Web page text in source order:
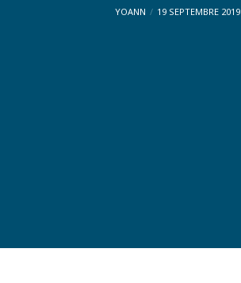
YOANN 19 SEPTEMBRE 2019